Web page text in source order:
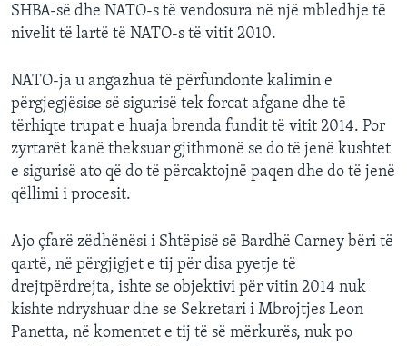
SHBA-së dhe NATO-s të vendosura në një mbledhje të
nivelit të lartë të NATO-s të vitit 2010.
NATO-ja u angazhua të përfundonte kalimin e
përgjegjësise së sigurisë tek forcat afgane dhe të
tërhiqte trupat e huaja brenda fundit të vitit 2014. Por
zyrtarët kanë theksuar gjithmonë se do të jenë kushtet
e sigurisë ato që do të përcaktojnë paqen dhe do të jenë
qëllimi i procesit.
Ajo çfarë zëdhënësi i Shtëpisë së Bardhë Carney bëri të
qartë, në përgjigjet e tij për disa pyetje të
drejtpërdrejta, ishte se objektivi për vitin 2014 nuk
kishte ndryshuar dhe se Sekretari i Mbrojtjes Leon
Panetta, në komentet e tij të së mërkurës, nuk po